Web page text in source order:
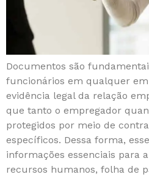
Documentos são
funcionários em qualquer
evidência legal da relação
que tanto o empregador
protegidos por meio de
específicos. Dessa forma,
informações essenciais para
recursos humanos, folha de